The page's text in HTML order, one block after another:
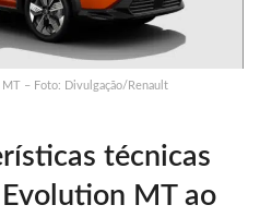
MT – Foto: Divulgação/Renault
técnicas
MT ao